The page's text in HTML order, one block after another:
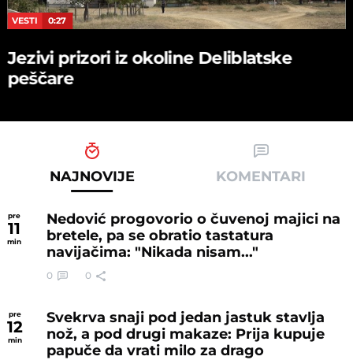
VESTI 0:27
Jezivi prizori iz okoline Deliblatske
peščare
NAJNOVIJE KOMENTARI
pre
11
min
Nedović progovorio o čuvenoj majici na
bretele, pa se obratio tastatura
navijačima: "Nikada nisam..."
0 0
pre
12
min
Svekrva snaji pod jedan jastuk stavlja
nož, a pod drugi makaze: Prija kupuje
papuče da vrati milo za drago